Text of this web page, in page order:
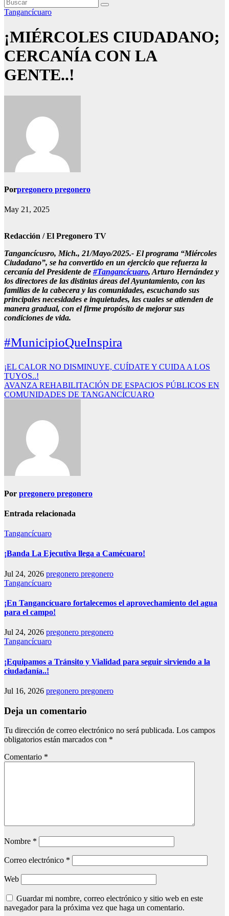
Tangancícuaro
¡MIÉRCOLES CIUDADANO;
CERCANÍA CON LA
GENTE..!
Porpregonero pregonero
May 21, 2025
Redacción / El Pregonero TV
Tangancícusro, Mich., 21/Mayo/2025.- El programa “Miércoles
Ciudadano”, se ha convertido en un ejercicio que refuerza la
cercanía del Presidente de #Tangancícuaro, Arturo Hernández y
los directores de las distintas áreas del Ayuntamiento, con las
familias de la cabecera y las comunidades, escuchando sus
principales necesidades e inquietudes, las cuales se atienden de
manera gradual, con el firme propósito de mejorar sus
condiciones de vida.
#MunicipioQueInspira
Navegación
de
entradas
¡EL CALOR NO DISMINUYE, CUÍDATE Y CUIDA A LOS
TUYOS..!
AVANZA REHABILITACIÓN DE ESPACIOS PÚBLICOS EN
COMUNIDADES DE TANGANCÍCUARO
Por pregonero pregonero
Entrada relacionada
Tangancícuaro
¡Banda La Ejecutiva llega a Camécuaro!
Jul 24, 2026 pregonero pregonero
Tangancícuaro
¡En Tangancícuaro fortalecemos el aprovechamiento del agua
para el campo!
Jul 24, 2026 pregonero pregonero
Tangancícuaro
¡Equipamos a Tránsito y Vialidad para seguir sirviendo a la
ciudadanía..!
Jul 16, 2026 pregonero pregonero
Deja un comentario
Tu dirección de correo electrónico no será publicada. Los campos
obligatorios están marcados con *
Comentario *
Nombre *
Correo electrónico *
Web
Guardar mi nombre, correo electrónico y sitio web en este
navegador para la próxima vez que haga un comentario.